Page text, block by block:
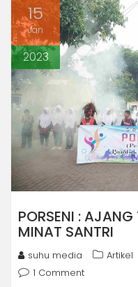
15
Jan
2023
PORSENI :
MINAT SANTRI
suhu media Artikel
1 Comment